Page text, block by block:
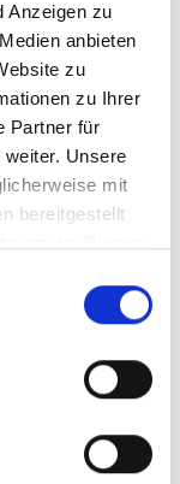
Anzeigen zu
anbieten
zu
zu Ihrer
Partner für
Unsere
mit
bereitgestellt
Conrad
August.
erschaffen,
zum
Um
zur
Einblicke
280 Jahren.
hinaus